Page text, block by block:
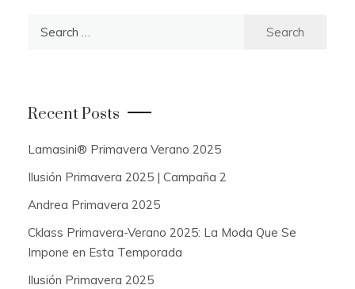
h
f
r
Recent Posts
Lamasini® Primavera Verano 2025
Ilusión Primavera 2025 | Campaña 2
Andrea Primavera 2025
Cklass Primavera-Verano 2025: La Moda Que Se
Impone en Esta Temporada
Ilusión Primavera 2025